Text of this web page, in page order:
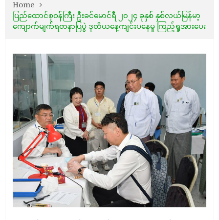
Home
ပြည်ထောင်စုဝန်ကြီး ဦးခင်မောင်ရီ ၂၀၂၄ ခုနှစ် နှစ်လယ်မြန်မာ့
ကျောက်မျက်ရတနာပြပွဲ ဒုတိယနေ့ကျင်းပနေမှု ကြည့်ရှုအားပေး